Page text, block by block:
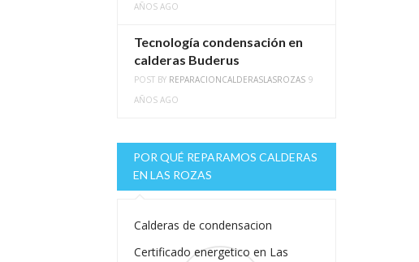
AÑOS AGO
Tecnología condensación en
calderas Buderus
POST BY REPARACIONCALDERASLASROZAS 9
AÑOS AGO
POR QUÉ REPARAMOS CALDERAS
EN LAS ROZAS
Calderas de condensacion
Certificado energetico en Las